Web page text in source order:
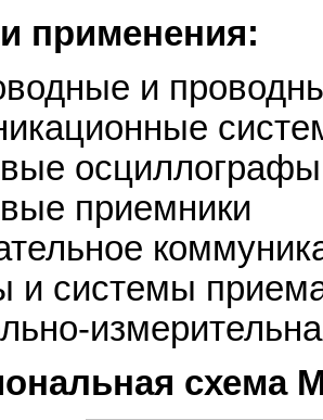
применения:
и
осциллографы
приемники
и системы
схема